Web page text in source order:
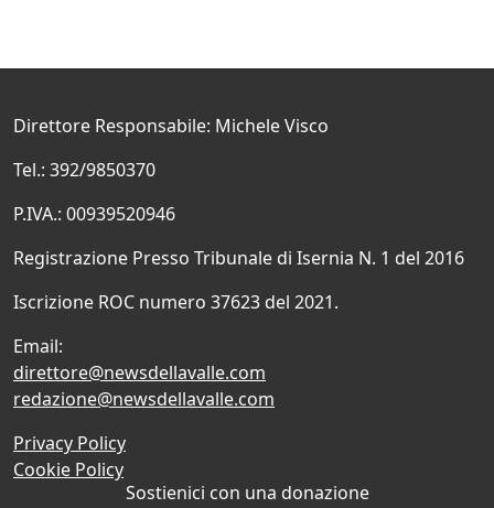
Direttore Responsabile: Michele Visco
Tel.: 392/9850370
P.IVA.: 00939520946
Registrazione Presso Tribunale di Isernia N. 1 del 2016
Iscrizione ROC numero 37623 del 2021.
Email:
direttore@newsdellavalle.com
redazione@newsdellavalle.com
Privacy Policy
Cookie Policy
Sostienici con una donazione